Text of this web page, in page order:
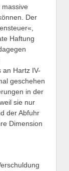
Der
Haftung
an Hartz IV-
geschehen
in der
sie nur
der Abfuhr
Dimension